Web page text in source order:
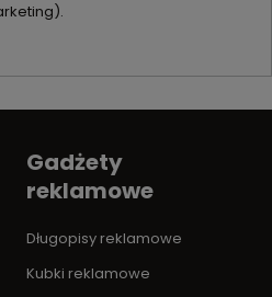
Gadżety
reklamowe
Długopisy reklamowe
Kubki reklamowe